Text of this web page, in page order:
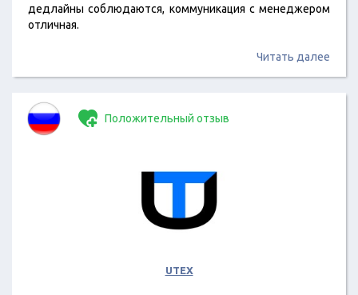
дедлайны соблюдаются, коммуникация с менеджером
отличная.
Читать далее
Положительный отзыв
UTEX